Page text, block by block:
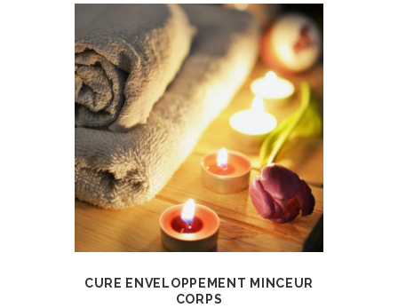
VIEW SELECT OPTIONS
CURE ENVELOPPEMENT MINCEUR
CORPS